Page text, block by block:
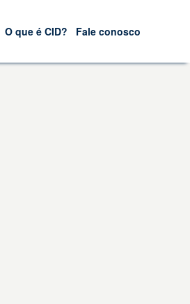
O que é CID? Fale conosco